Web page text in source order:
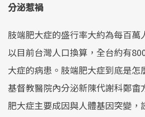
分泌惹禍
肢端肥大症的盛行率大約為每百萬
以目前台灣人口換算，全台約有
大症的病患。肢端肥大症到底是怎
基督教醫院內分泌新陳代謝科鄭畬
肥大症主要成因與人體基因突變，